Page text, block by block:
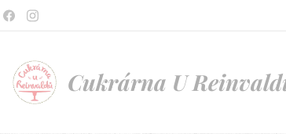
Cukrárna U